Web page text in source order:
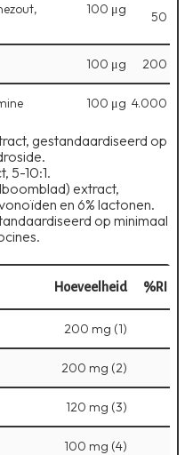
100 μg 50
100 μg 200
100 μg 4.000
gestandaardiseerd op
5-10:1.
extract,
en 6% lactonen.
op minimaal
Hoeveelheid %RI
200 mg (1)
200 mg (2)
120 mg (3)
100 mg (4)